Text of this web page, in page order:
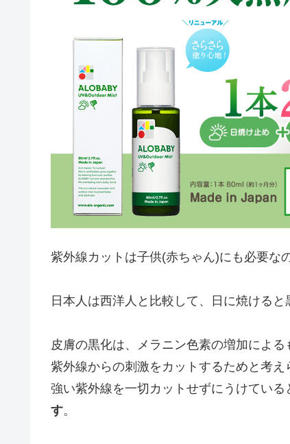
紫外線カットは子供(赤ちゃん)にも必要な
日本人は西洋人と比較して、日に焼ける
皮膚の黒化は、メラニン色素の増加による
紫外線からの刺激をカットするためと考え
強い紫外線を一切カットせずにうけている
す。